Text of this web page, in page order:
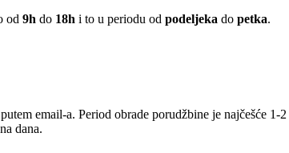
od 9h do 18h i to u periodu od podeljeka do petka.
email-a. Period obrade porudžbine je najčešće 1-
dana.